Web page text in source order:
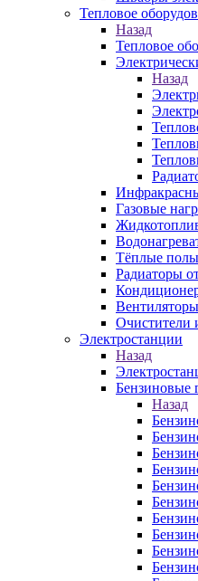
Тепловое
Назад
Тепловое
Назад
Газовые
Тёплые полы
Радиаторы
Вентиляторы
Очистители
Электростанции
Назад
Бензиновые
Назад